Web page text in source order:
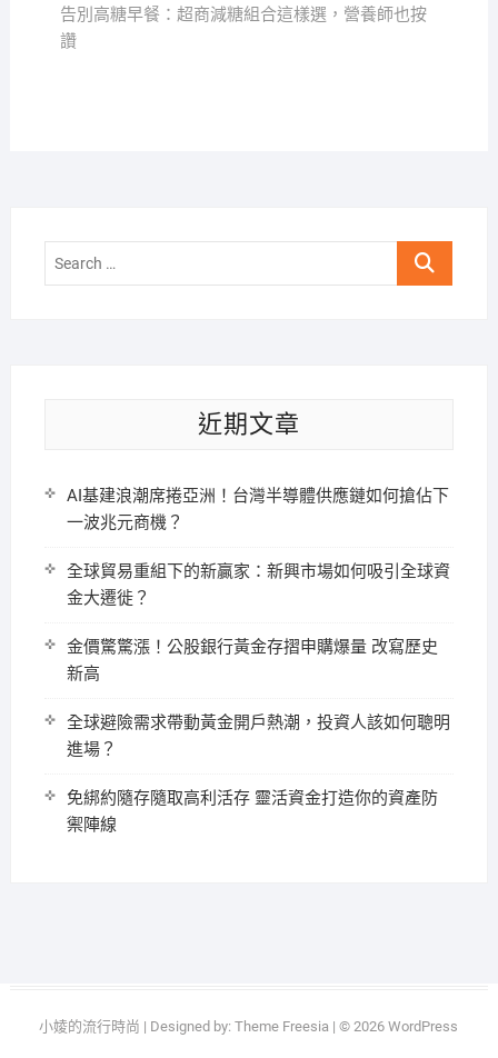
覽 post:
告別高糖早餐：超商減糖組合這樣選，營養師也按
讚
Search
近期文章
AI基建浪潮席捲亞洲！台灣半導體供應鏈如何搶佔下
一波兆元商機？
全球貿易重組下的新贏家：新興市場如何吸引全球資
金大遷徙？
金價驚驚漲！公股銀行黃金存摺申購爆量 改寫歷史
新高
全球避險需求帶動黃金開戶熱潮，投資人該如何聰明
進場？
免綁約隨存隨取高利活存 靈活資金打造你的資產防
禦陣線
小婈的流行時尚 | Designed by:Theme Freesia | © 2026WordPress